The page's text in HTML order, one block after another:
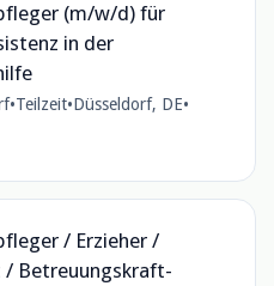
(m/w/d) für
in der
•Teilzeit•Düsseldorf, DE•
/ Erzieher /
/ Betreuungskraft-